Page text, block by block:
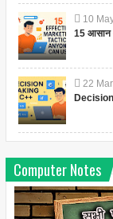
10
15 आसान
22 Mar
Decision
Computer Notes